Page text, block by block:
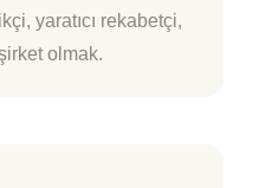
yaratıcı rekabetçi,
olmak.